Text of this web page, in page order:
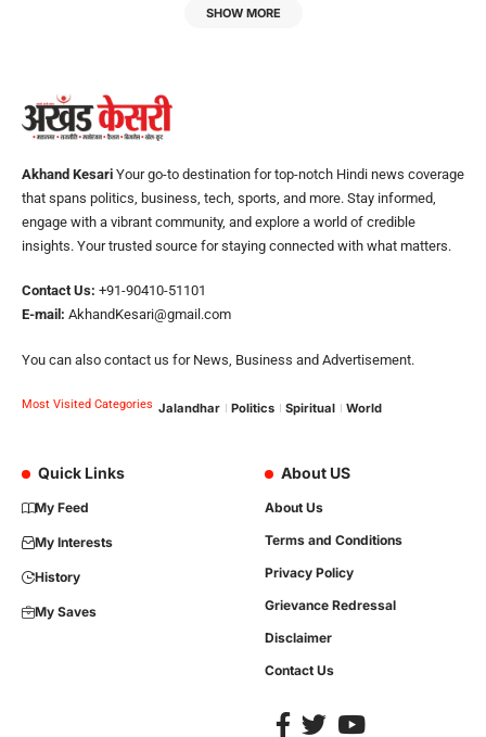
SHOW MORE
Akhand Kesari Your go-to destination for top-notch Hindi news coverage
that spans politics, business, tech, sports, and more. Stay informed,
engage with a vibrant community, and explore a world of credible
insights. Your trusted source for staying connected with what matters.
Contact Us: +91-90410-51101
E-mail: AkhandKesari@gmail.com
You can also contact us for News, Business and Advertisement.
Most Visited Categories Jalandhar Politics Spiritual World
Quick Links
My Feed
My Interests
History
My Saves
About US
About Us
Terms and Conditions
Privacy Policy
Grievance Redressal
Disclaimer
Contact Us